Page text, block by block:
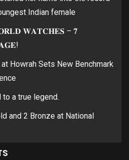
Indian female
𝐖𝐀𝐓𝐂𝐇𝐄𝐒 – 𝟕
Howrah Sets New Benchmark
a true legend.
and 2 Bronze at National